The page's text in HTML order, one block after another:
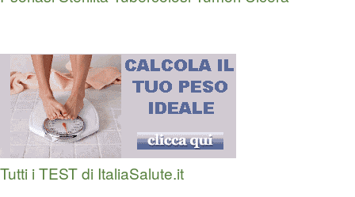
Tutti i TEST di ItaliaSalute.it